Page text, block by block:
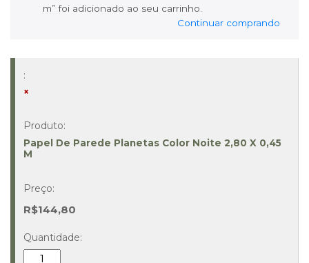
m” foi adicionado ao seu carrinho.
Continuar comprando
×
Papel De Parede Planetas Color Noite 2,80 X 0,45
M
R$144,80
Papel